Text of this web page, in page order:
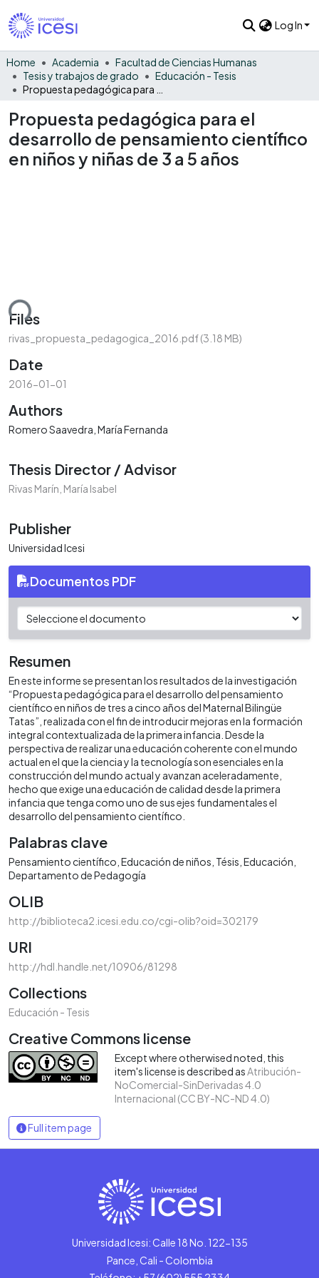
Log In
Home Academia
Facultad de Ciencias Humanas
Tesis y trabajos de grado
Educación - Tesis
Propuesta pedagógica para el
desarrollo de pensamiento científico
en niños y niñas de 3 a 5 años
Files
rivas_propuesta_pedagogica_2016.pdf(3.18 MB)
Date
2016-01-01
Authors
Romero Saavedra, María Fernanda
Thesis Director / Advisor
Rivas Marín, María Isabel
Publisher
Universidad Icesi
Documentos PDF
Resumen
En este informe se presentan los resultados de la investigación
“Propuesta pedagógica para el desarrollo del pensamiento
científico en niños de tres a cinco años del Maternal Bilingüe
Tatas”, realizada con el fin de introducir mejoras en la formación
integral contextualizada de la primera infancia. Desde la
perspectiva de realizar una educación coherente con el mundo
actual en el que la ciencia y la tecnología son esenciales en la
construcción del mundo actual y avanzan aceleradamente,
hecho que exige una educación de calidad desde la primera
infancia que tenga como uno de sus ejes fundamentales el
desarrollo del pensamiento científico.
Palabras clave
Pensamiento científico Educación de niños Tésis Educación
Departamento de Pedagogía
OLIB
http://biblioteca2.icesi.edu.co/cgi-olib?oid=302179
URI
http://hdl.handle.net/10906/81298
Collections
Educación - Tesis
Creative Commons license
Except where otherwised noted, this
item's license is described asAtribución-
NoComercial-SinDerivadas 4.0
Internacional (CC BY-NC-ND 4.0)
Full item page
Universidad Icesi: Calle 18 No. 122-135
Pance, Cali - Colombia